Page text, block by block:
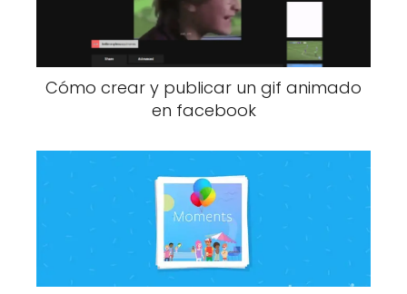
Cómo crear y publicar un gif animado
en facebook